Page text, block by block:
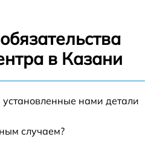
в Казани
установленные нами детали
случаем?